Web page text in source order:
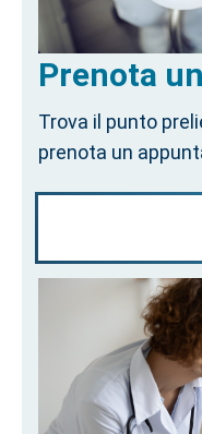
Prenota
Trova il punto
prenota un